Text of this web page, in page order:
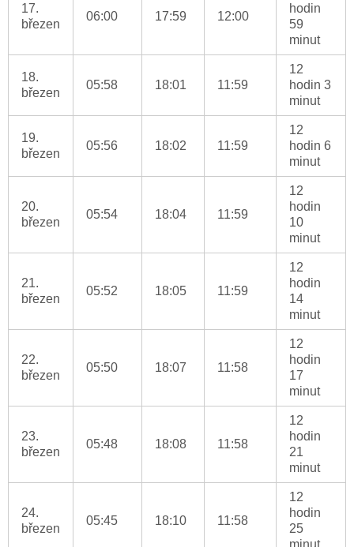
17.
březen
06:00 17:59 12:00
hodin
59
minut
18.
březen
05:58 18:01 11:59
12
hodin 3
minut
19.
březen
05:56 18:02 11:59
12
hodin 6
minut
20.
březen
05:54 18:04 11:59
12
hodin
10
minut
21.
březen
05:52 18:05 11:59
12
hodin
14
minut
22.
březen
05:50 18:07 11:58
12
hodin
17
minut
23.
březen
05:48 18:08 11:58
12
hodin
21
minut
24.
březen
05:45 18:10 11:58
12
hodin
25